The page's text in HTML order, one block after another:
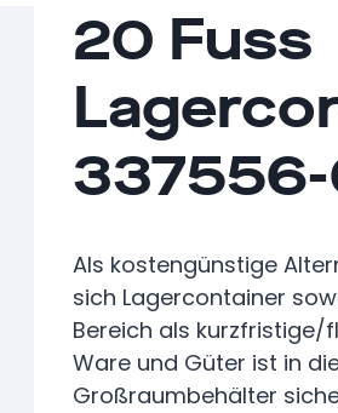
20 Fuss
Als kostengünstige
sich Lagercontainer
Bereich als kurzfristige/
Ware und Güter ist in
Großraumbehälter